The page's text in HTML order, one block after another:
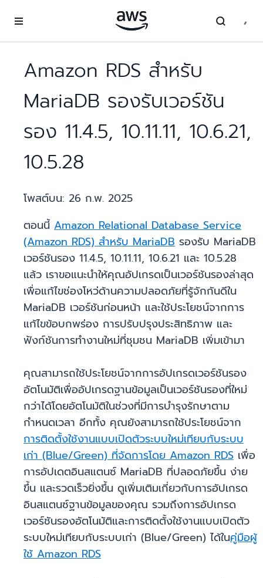
Amazon RDS สำหรับ
MariaDB รองรับเวอร์ชัน
รอง 11.4.5, 10.11.11, 10.6.21,
10.5.28
โพสต์บน: 26 ก.พ. 2025
ตอนนี้ Amazon Relational Database Service
(Amazon RDS) สำหรับ MariaDB รองรับ MariaDB
เวอร์ชันรอง 11.4.5, 10.11.11, 10.6.21 และ 10.5.28
แล้ว เราขอแนะนำให้คุณอัปเกรดเป็นเวอร์ชันรองล่าสุด
เพื่อแก้ไขช่องโหว่ด้านความปลอดภัยที่รู้จักกันดีใน
MariaDB เวอร์ชันก่อนหน้า และใช้ประโยชน์จากการ
แก้ไขข้อบกพร่อง การปรับปรุงประสิทธิภาพ และ
ฟังก์ชันการทำงานใหม่ที่ชุมชน MariaDB เพิ่มเข้ามา
คุณสามารถใช้ประโยชน์จากการอัปเกรดเวอร์ชันรอง
อัตโนมัติเพื่ออัปเกรดฐานข้อมูลเป็นเวอร์ชันรองที่ใหม่
กว่าได้โดยอัตโนมัติในช่วงที่มีการบำรุงรักษาตาม
กำหนดเวลา อีกทั้ง คุณยังสามารถใช้ประโยชน์จาก
การติดตั้งใช้งานแบบเปิดตัวระบบใหม่เทียบกับระบบ
เก่า (Blue/Green) ที่จัดการโดย Amazon RDS เพื่อ
การอัปเดตอินสแตนซ์ MariaDB ที่ปลอดภัยขึ้น ง่าย
ขึ้น และรวดเร็วยิ่งขึ้น ดูเพิ่มเติมเกี่ยวกับการอัปเกรด
อินสแตนซ์ฐานข้อมูลของคุณ รวมถึงการอัปเกรด
เวอร์ชันรองอัตโนมัติและการติดตั้งใช้งานแบบเปิดตัว
ระบบใหม่เทียบกับระบบเก่า (Blue/Green) ได้ในคู่มือผู้
ใช้ Amazon RDS